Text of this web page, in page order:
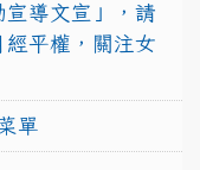
宣導文宣」，請
經平權，關注女
單